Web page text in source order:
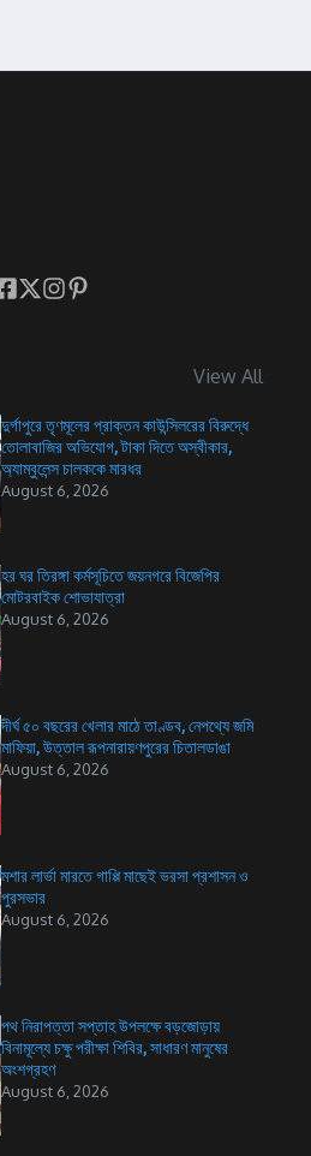
View All
দুর্গাপুরে তৃণমূলের প্রাক্তন কাউন্সিলরের বিরুদ্ধে
তোলাবাজির অভিযোগ, টাকা দিতে অস্বীকার,
অ্যাম্বুলেন্স চালককে মারধর
August 6, 2026
হর ঘর তিরঙ্গা কর্মসূচিতে জয়নগরে বিজেপির
মোটরবাইক শোভাযাত্রা
August 6, 2026
দীর্ঘ ৫০ বছরের খেলার মাঠে তাণ্ডব, নেপথ্যে জমি
মাফিয়া, উত্তাল রূপনারায়ণপুরের চিতালডাঙা
August 6, 2026
মশার লার্ভা মারতে গাপ্পি মাছেই ভরসা প্রশাসন ও
পুরসভার
August 6, 2026
পথ নিরাপত্তা সপ্তাহ উপলক্ষে বড়জোড়ায়
বিনামূল্যে চক্ষু পরীক্ষা শিবির, সাধারণ মানুষের
অংশগ্রহণ
August 6, 2026